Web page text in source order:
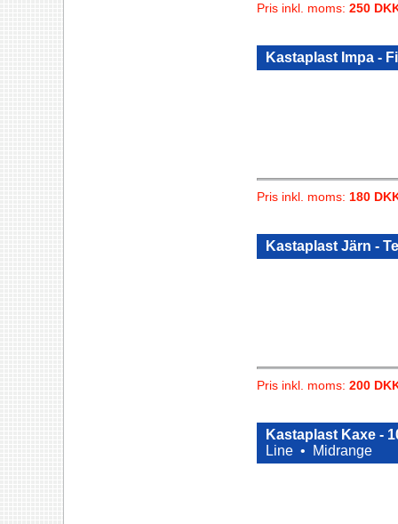
Pris inkl. moms: 250
Kastaplast Impa -
Pris inkl. moms: 180
Kastaplast Järn -
Pris inkl. moms: 200
Kastaplast Kaxe -
Line •
Midrange